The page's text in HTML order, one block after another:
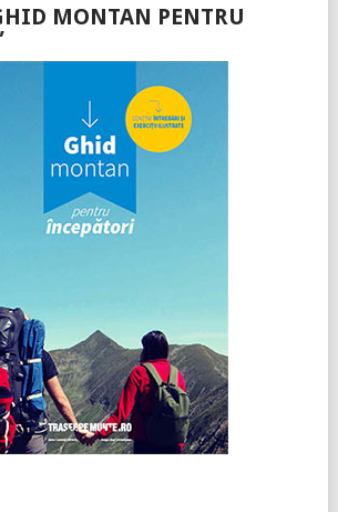
MONTAN PENTRU